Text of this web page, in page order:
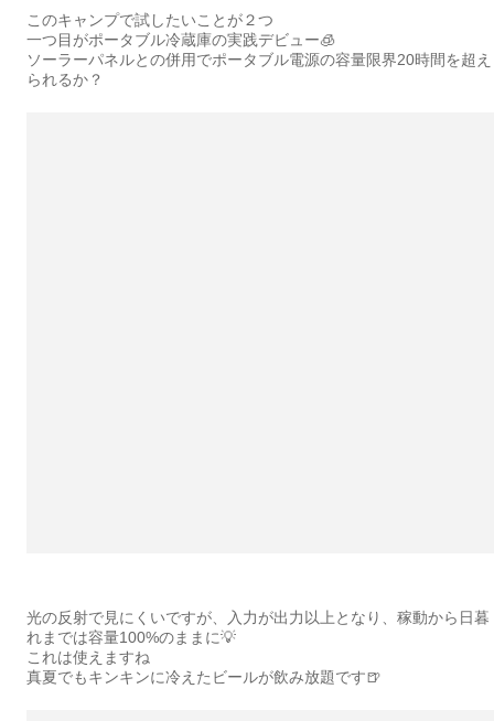
このキャンプで試したいことが２つ
一つ目がポータブル冷蔵庫の実践デビュー🧊
ソーラーパネルとの併用でポータブル電源の容量限界20時間を超え
られるか？
光の反射で見にくいですが、入力が出力以上となり、稼動から日暮
れまでは容量100%のままに💡
これは使えますね
真夏でもキンキンに冷えたビールが飲み放題です🍺